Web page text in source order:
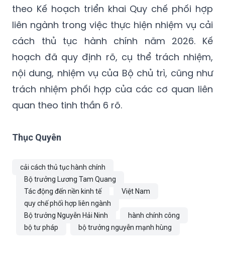
theo Kế hoạch triển khai Quy chế phối hợp
liên ngành trong việc thực hiện nhiệm vụ cải
cách thủ tục hành chính năm 2026. Kế
hoạch đã quy định rõ, cụ thể trách nhiệm,
nội dung, nhiệm vụ của Bộ chủ trì, cũng như
trách nhiệm phối hợp của các cơ quan liên
quan theo tinh thần 6 rõ.
Thục Quyên
cải cách thủ tục hành chính
Bộ trưởng Lương Tam Quang
Tác động đến nền kinh tế
Việt Nam
quy chế phối hợp liên ngành
Bộ trưởng Nguyễn Hải Ninh
hành chính công
bộ tư pháp
bộ trưởng nguyễn mạnh hùng